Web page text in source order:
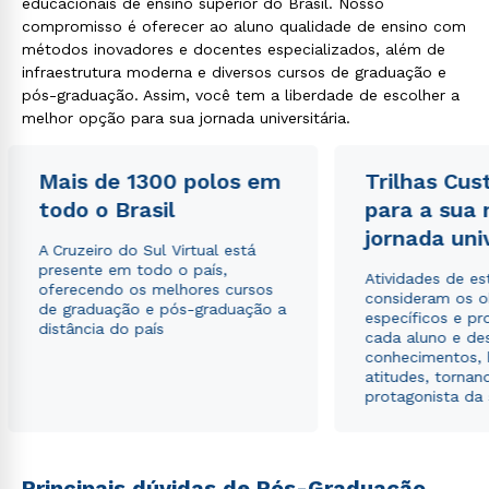
compromisso é oferecer ao aluno qualidade de ensino com
métodos inovadores e docentes especializados, além de
infraestrutura moderna e diversos cursos de graduação e
pós-graduação. Assim, você tem a liberdade de escolher a
melhor opção para sua jornada universitária.
Mais de 1300 polos em
todo o Brasil
A Cruzeiro do Sul Virtual está
presente em todo o país,
oferecendo os melhores cursos
de graduação e pós-graduação a
distância do país
Trilhas
para a sua
jornada
Atividades de
consideram os
específicos e
cada aluno e
conhecimentos,
atitudes,
protagonista da
ou
Política de Privacidade.e
autorizo que meus dados sejam utilizados para o